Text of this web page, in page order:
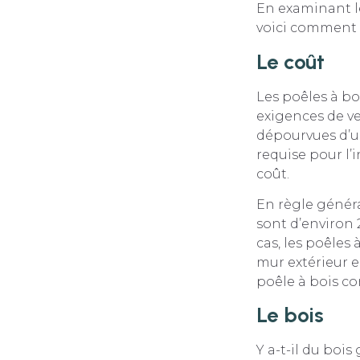
En examinant
voici comment
Le coût
Les poêles à
exigences de
dépourvues
requise pour
coût.
En règle
sont d’environ
cas, les
mur extérieur
poêle à bois
Le bois
Y a-t-il du bois